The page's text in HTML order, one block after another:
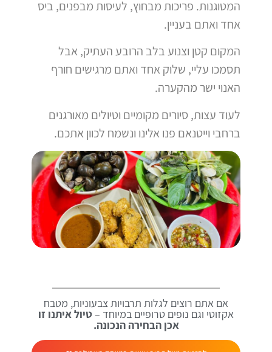
המטוגנות. פריכות מבחוץ, לעיסות מבפנים, ביס
אחד ואתם בעניין.
המקום קטן וצנוע בלב הרובע העתיק, אבל
תסמכו עליי, שלוק אחד ואתם מרגישים חורף
האנוי ישר מהקערה.
לעוד עצות, סיורים מקומיים וטיולים מאורגנים
ברחבי וייטנאם פנו אלינו ונשמח לכוון אתכם.
אם אתם רוצים לגלות תרבויות צבעוניות, מטבח
אקזוטי וגם נופים טרופיים במיוחד –טיול איתנו זו
אכן הבחירה הנכונה.